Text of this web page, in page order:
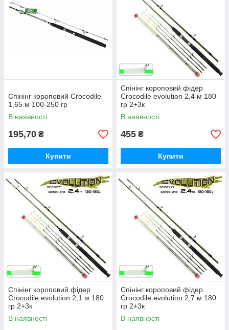
Спінінг короповий Crocodile
1,65 м 100-250 гр
В наявності
195,70 ₴
Купити
Спінінг короповий фідер
Crocodile evolution 2,4 м 180
гр 2+3к
В наявності
455 ₴
Купити
Спінінг короповий фідер
Crocodile evolution 2,1 м 180
гр 2+3к
В наявності
Спінінг короповий фідер
Crocodile evolution 2,7 м 180
гр 2+3к
В наявності